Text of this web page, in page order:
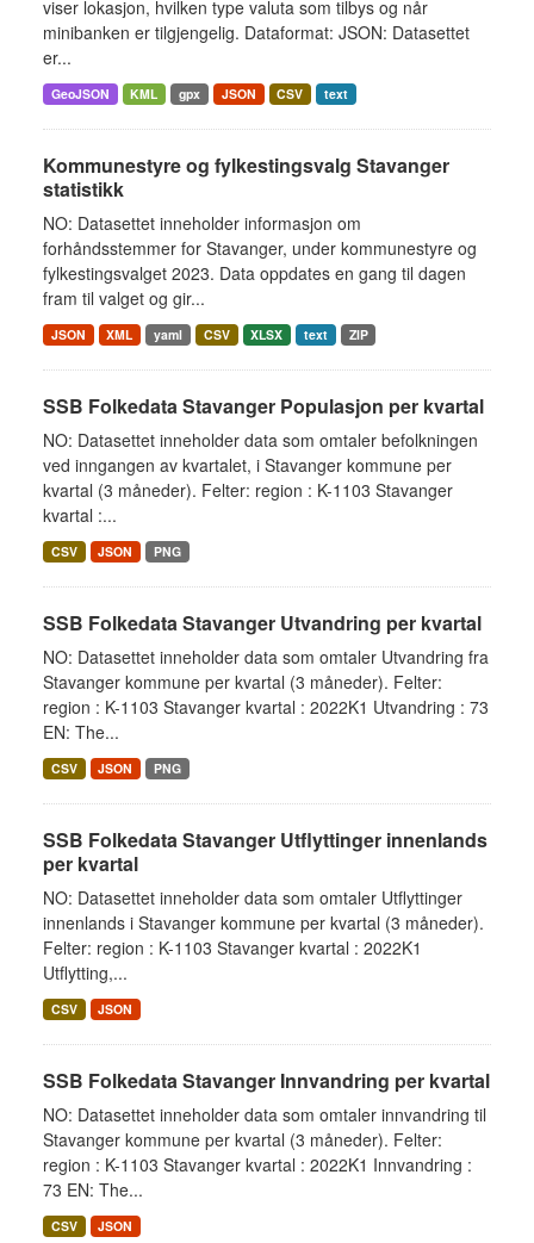
viser lokasjon, hvilken type valuta som tilbys og når
minibanken er tilgjengelig. Dataformat: JSON: Datasettet
er...
GeoJSON KML gpx JSON CSV text
Kommunestyre og fylkestingsvalg Stavanger
statistikk
NO: Datasettet inneholder informasjon om
forhåndsstemmer for Stavanger, under kommunestyre og
fylkestingsvalget 2023. Data oppdates en gang til dagen
fram til valget og gir...
JSON XML yaml CSV XLSX text ZIP
SSB Folkedata Stavanger Populasjon per kvartal
NO: Datasettet inneholder data som omtaler befolkningen
ved inngangen av kvartalet, i Stavanger kommune per
kvartal (3 måneder). Felter: region : K-1103 Stavanger
kvartal :...
CSV JSON PNG
SSB Folkedata Stavanger Utvandring per kvartal
NO: Datasettet inneholder data som omtaler Utvandring fra
Stavanger kommune per kvartal (3 måneder). Felter:
region : K-1103 Stavanger kvartal : 2022K1 Utvandring : 73
EN: The...
CSV JSON PNG
SSB Folkedata Stavanger Utflyttinger innenlands
per kvartal
NO: Datasettet inneholder data som omtaler Utflyttinger
innenlands i Stavanger kommune per kvartal (3 måneder).
Felter: region : K-1103 Stavanger kvartal : 2022K1
Utflytting,...
CSV JSON
SSB Folkedata Stavanger Innvandring per kvartal
NO: Datasettet inneholder data som omtaler innvandring til
Stavanger kommune per kvartal (3 måneder). Felter:
region : K-1103 Stavanger kvartal : 2022K1 Innvandring :
73 EN: The...
CSV JSON